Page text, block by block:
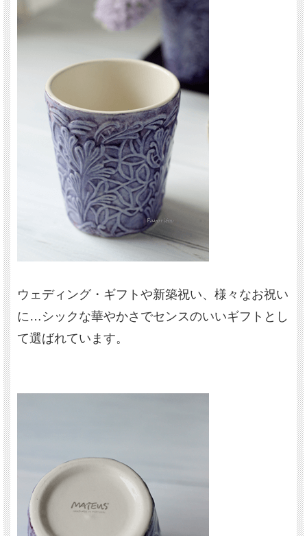
ウェディング・ギフトや新築祝い、様々なお祝い
に…シックな華やかさでセンスのいいギフトとし
て選ばれています。